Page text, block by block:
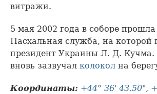
витражи.
5 мая 2002 года в соборе
Пасхальная служба, на которой
президент Украины Л. Д. Кучма.
вновь зазвучал колокол на
Координаты: +44° 36' 43.50",